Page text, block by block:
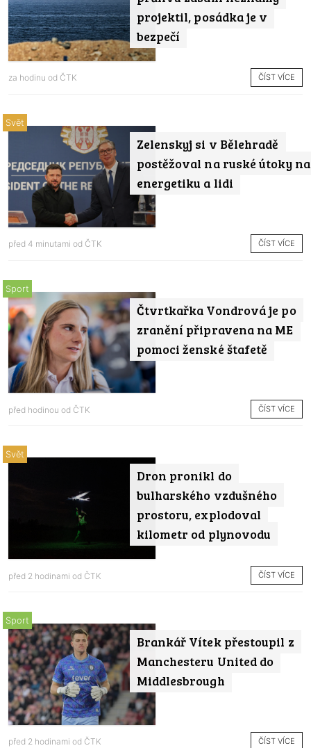
projektil, posádka je v
bezpečí
za hodinu od ČTK ČÍST VÍCE
Zelenskyj si v Bělehradě
postěžoval na ruské útoky na
energetiku a lidi
Svět
před 4 minutami od ČTK ČÍST VÍCE
Čtvrtkařka Vondrová je po
zranění připravena na ME
pomoci ženské štafetě
Sport
před hodinou od ČTK ČÍST VÍCE
Dron pronikl do
bulharského vzdušného
prostoru, explodoval
kilometr od plynovodu
Svět
před 2 hodinami od ČTK ČÍST VÍCE
Brankář Vítek přestoupil z
Manchesteru United do
Middlesbrough
Sport
před 2 hodinami od ČTK ČÍST VÍCE